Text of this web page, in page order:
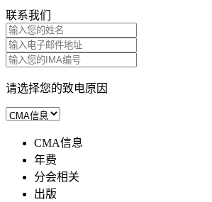
联系我们
请选择您的致电原因
CMA信息
年费
分会相关
出版